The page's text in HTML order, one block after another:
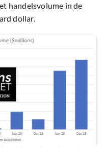
handelsvolume in de
dollar.